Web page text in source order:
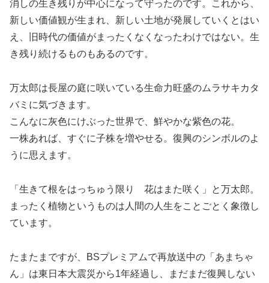
消しの生き残りが中心になって守ったのです。これから、
新しい価値観が生まれ、新しい土地が発展していくとはい
え、旧時代の価値がまったくなくなったわけではない。生
き残り続けるものもあるのです。
万太郎は長屋の庭に咲いている生命力旺盛のムラサキカタ
バミに気づきます。
こんなに灰色にけぶった世界で、鮮やかな紫色の花。
一株あれば、すぐに子株を増やせる。復興のシンボルのよ
うに思えます。
「生きて根をはっちゅう限り 花はまた咲く」と万太郎。
まったく植物というものは人間の人生をことごとく象徴し
ています。
たまたまですが、BSプレミアムで再放送中の「あまちゃ
ん」は東日本大震災から1年経過し、まだまだ復興しない